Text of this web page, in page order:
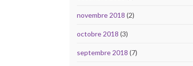
novembre 2018 (2)
octobre 2018 (3)
septembre 2018 (7)